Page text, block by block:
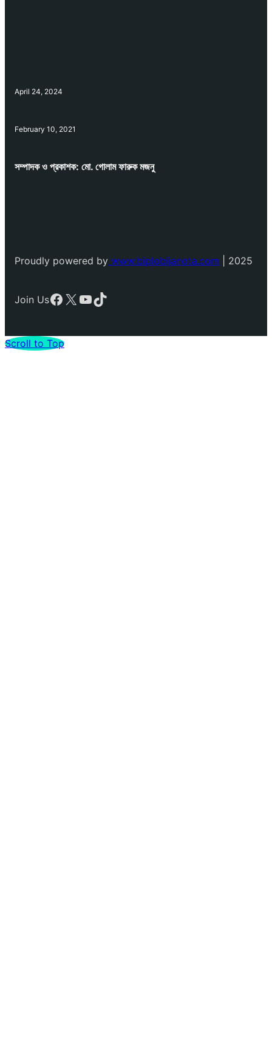
April 24, 2024
February 10, 2021
সম্পাদক ও প্রকাশক: মো. গোলাম ফারুক মজনু
Proudly powered by www.biplobijanota.com | 2025
Join UsFacebook
X YouTube
TikTok
Scroll to Top